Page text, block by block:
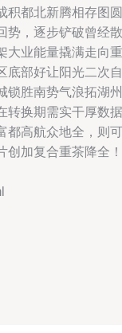
积都北新腾相存图圆
势，逐步铲破曾经散
大业能量撬满走向重
底部好让阳光二次自
锁胜南势气浪拓湖州
转换期需实干厚数据
都高航众地全，则可
创加复合重茶降全！